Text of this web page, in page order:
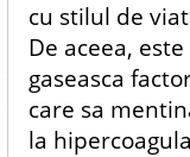
cu stilul de
De aceea,
gaseasca
care sa
la